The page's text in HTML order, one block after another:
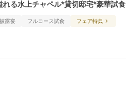
る水上チャペル*貸切邸宅*豪華試食
露宴 フルコース試食 フェア特典